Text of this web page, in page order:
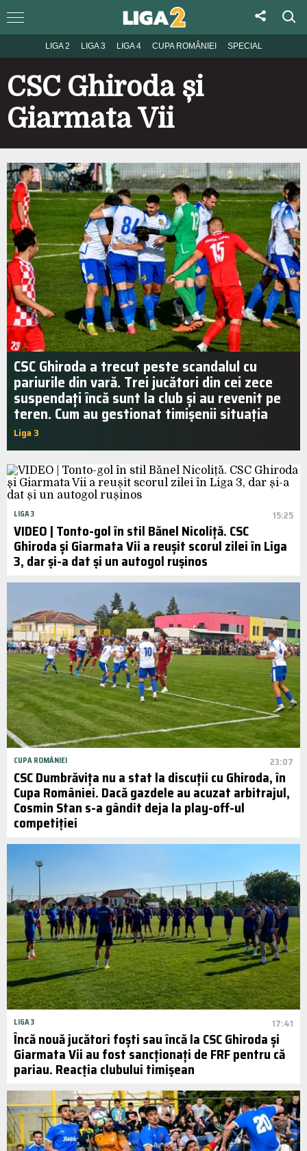
LIGA 2 LIGA 3 LIGA 4 CUPA ROMÂNIEI SPECIAL
CSC Ghiroda și
Giarmata Vii
CSC Ghiroda a trecut peste scandalul cu
pariurile din vară. Trei jucători din cei zece
suspendați încă sunt la club și au revenit pe
teren. Cum au gestionat timișenii situația
Liga 3
LIGA 3 15:25
VIDEO | Tonto-gol în stil Bănel Nicoliță. CSC
Ghiroda şi Giarmata Vii a reușit scorul zilei în Liga
3, dar și-a dat și un autogol rușinos
CUPA ROMÂNIEI 23:07
CSC Dumbrăvița nu a stat la discuții cu Ghiroda, în
Cupa României. Dacă gazdele au acuzat arbitrajul,
Cosmin Stan s-a gândit deja la play-off-ul
competiției
LIGA 3 17:41
Încă nouă jucători foști sau încă la CSC Ghiroda și
Giarmata Vii au fost sancționați de FRF pentru că
pariau. Reacția clubului timișean